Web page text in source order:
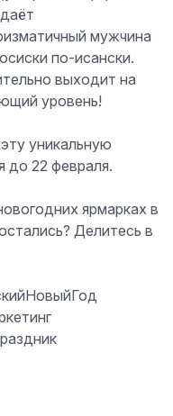
мужчина
по-исански.
выходит на
уровень!
уникальную
до 22 февраля.
ярмарках в
Делитесь в